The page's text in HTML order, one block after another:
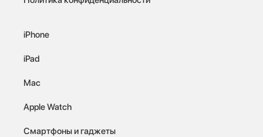
iPhone
iPad
Mac
Apple Watch
Смартфоны и гаджеты